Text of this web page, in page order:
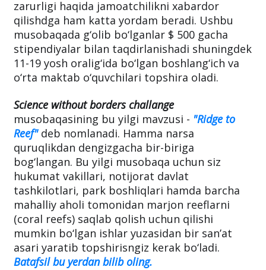
zarurligi haqida jamoatchilikni xabardor
qilishdga ham katta yordam beradi. Ushbu
musobaqada g‘olib bo‘lganlar $ 500 gacha
stipendiyalar bilan taqdirlanishadi shuningdek
11-19 yosh oralig‘ida bo‘lgan boshlang‘ich va
o‘rta maktab o‘quvchilari topshira oladi.
Science without borders challange
musobaqasining bu yilgi mavzusi - "Ridge to
Reef"deb nomlanadi. Hamma narsa
quruqlikdan dengizgacha bir-biriga
bog‘langan. Bu yilgi musobaqa uchun siz
hukumat vakillari, notijorat davlat
tashkilotlari, park boshliqlari hamda barcha
mahalliy aholi tomonidan marjon reeflarni
(coral reefs) saqlab qolish uchun qilishi
mumkin bo‘lgan ishlar yuzasidan bir san’at
asari yaratib topshirisngiz kerak bo‘ladi.
Batafsil bu yerdan bilib oling.